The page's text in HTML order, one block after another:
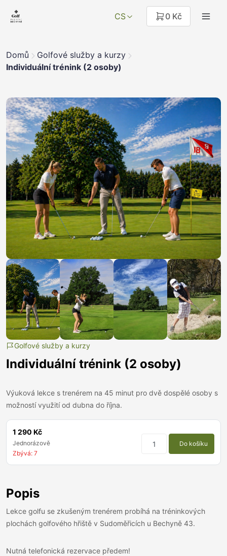
CS 0 Kč
Domů
Golfové služby a kurzy
Individuální trénink (2 osoby)
Golfové služby a kurzy
Individuální trénink (2 osoby)
Výuková lekce s trenérem na 45 minut pro dvě dospělé osoby s
možností využití od dubna do října.
1 290 Kč
Jednorázově
Zbývá: 7
Do košíku
Popis
Lekce golfu se zkušeným trenérem probíhá na tréninkových
plochách golfového hřiště v Sudoměřicích u Bechyně 43.
Nutná telefonická rezervace předem!